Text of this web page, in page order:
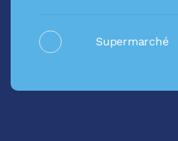
Supermarché